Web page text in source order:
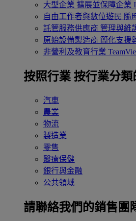
大型企業 擴展並保障企業
自由工作者與數位遊民 隨
託管服務供應商 管理與維
原始設備製造商 簡化支援
非營利及教育行業
按照行業 按行業分
汽車
農業
物流
製造業
零售
醫療保健
銀行與金融
公共領域
請聯絡我們的銷售團